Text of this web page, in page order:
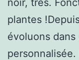
plantes
évoluons